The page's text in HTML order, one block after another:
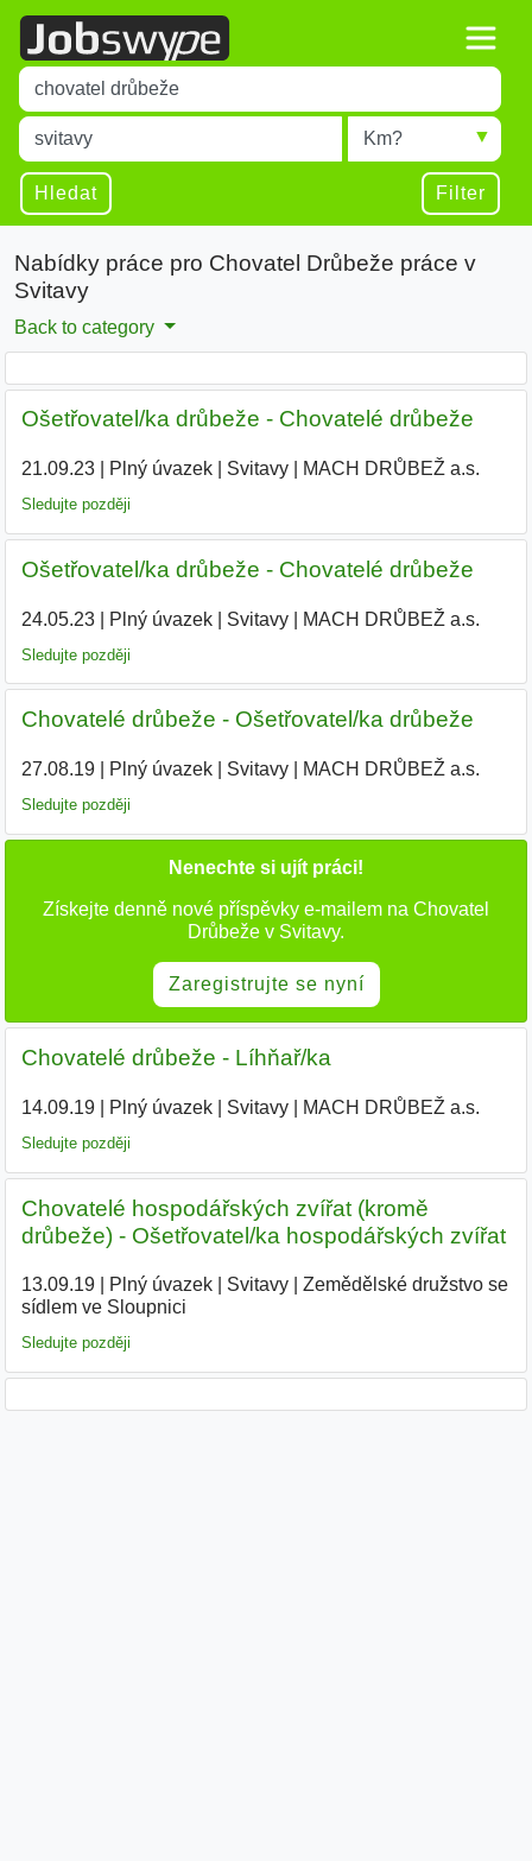
Title
Type 1 or more characters for results.
Místo
Type 1 or more characters for results.
Radius
Hledat Filter
Nabídky práce pro Chovatel Drůbeže práce v
Svitavy
Back to category
Ošetřovatel/ka drůbeže - Chovatelé drůbeže
21.09.23| Plný úvazek| Svitavy| MACH DRŮBEŽ a.s.
Sledujte později
Ošetřovatel/ka drůbeže - Chovatelé drůbeže
24.05.23| Plný úvazek| Svitavy| MACH DRŮBEŽ a.s.
Sledujte později
Chovatelé drůbeže - Ošetřovatel/ka drůbeže
27.08.19| Plný úvazek| Svitavy| MACH DRŮBEŽ a.s.
Sledujte později
Nenechte si ujít práci!
Získejte denně nové příspěvky e-mailem na Chovatel
Drůbeže v Svitavy.
Zaregistrujte se nyní
Chovatelé drůbeže - Líhňař/ka
14.09.19| Plný úvazek| Svitavy| MACH DRŮBEŽ a.s.
Sledujte později
Chovatelé hospodářských zvířat (kromě
drůbeže) - Ošetřovatel/ka hospodářských zvířat
13.09.19| Plný úvazek| Svitavy|
Zemědělské družstvo se
sídlem ve Sloupnici
Sledujte později